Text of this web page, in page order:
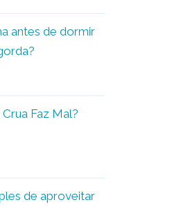
antes de dormir
Faz Mal?
de aproveitar